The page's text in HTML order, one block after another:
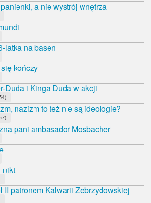
a nie wystrój wnętrza
latka na basen
kończy
Duda i Kinga Duda w akcji
nazizm to też nie są ideologie?
pani ambasador Mosbacher
nikt
II patronem Kalwarii Zebrzydowskiej